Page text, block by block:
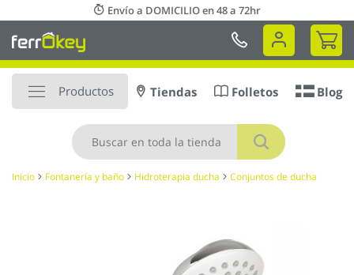
al
contenido
Envío a DOMICILIO en 48 a 72hr
Mi
Productos
Buscar
Tiendas Folletos Blog
Inicio Fontanería y baño Hidroterapia ducha Conjuntos de ducha